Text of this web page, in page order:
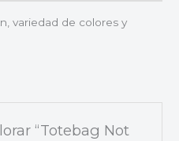
variedad de colores y
“Totebag Not